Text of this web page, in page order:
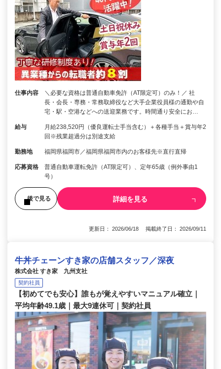
仕事内容
＼必要な資格は普通自動車免許（AT限定可）のみ！／ 社
長・会長・専務・常務取締役など大手企業役員様の通勤や自
宅・駅・空港などへの送迎業務です。時間通り安全にお…
給与
月給238,520円（優良運転士手当含む）＋各種手当＋賞与年2
回※残業超過分は別途支給
勤務地 福岡県福岡市／福岡県福岡市内のお客様先※直行直帰
応募資格
普通自動車運転免許（AT限定可）、定年65歳（例外事由1
号）
後で見る 詳細を見る
更新日： 2026/06/18 掲載終了日： 2026/09/11
牛丼チェーンすき家の店舗スタッフ／深夜
株式会社 すき家 九州支社
契約社員
【初めてでも安心】誰もが覚えやすいマニュアル確立｜
平均年齢49.1歳｜最大9連休可｜契約社員